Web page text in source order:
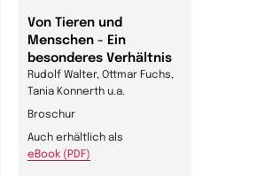
Von Tieren und
Menschen - Ein
besonderes Verhältnis
Rudolf Walter, Ottmar Fuchs,
Tania Konnerth u.a.
Broschur
Auch erhältlich als
eBook (PDF)